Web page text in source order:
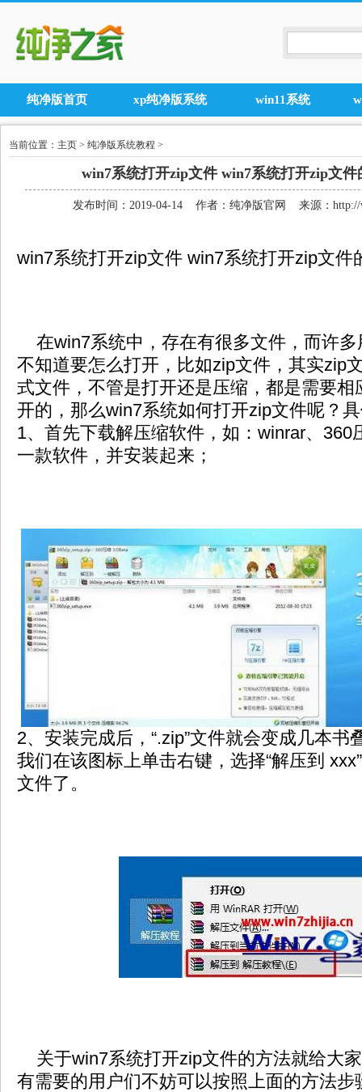
纯净版首页 xp纯净版系统 win11系统
当前位置： 主页 > 纯净版系统教程 >
win7系统打开zip文件 win7系统打开zip文件
发布时间：2019-04-14 作者：纯净版官网 来源：http://
win7系统打开zip文件 win7系统打开zip文件
在win7系统中，存在有很多文件，而许多
不知道要怎么打开，比如zip文件，其实zip
式文件，不管是打开还是压缩，都是需要相
开的，那么win7系统如何打开zip文件呢？
1、首先下载解压缩软件，如：winrar、360
一款软件，并安装起来；
2、安装完成后，“.zip”文件就会变成几本书
我们在该图标上单击右键，选择“解压到
文件了。
关于win7系统打开zip文件的方法就给大
有需要的用户们不妨可以按照上面的方法步